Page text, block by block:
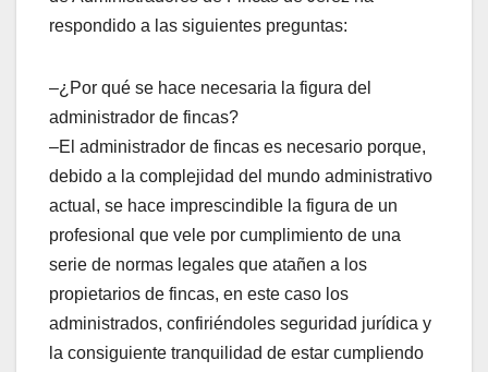
respondido a las siguientes preguntas:
–¿Por qué se hace necesaria la figura del
administrador de fincas?
–El administrador de fincas es necesario porque,
debido a la complejidad del mundo administrativo
actual, se hace imprescindible la figura de un
profesional que vele por cumplimiento de una
serie de normas legales que atañen a los
propietarios de fincas, en este caso los
administrados, confiriéndoles seguridad jurídica y
la consiguiente tranquilidad de estar cumpliendo